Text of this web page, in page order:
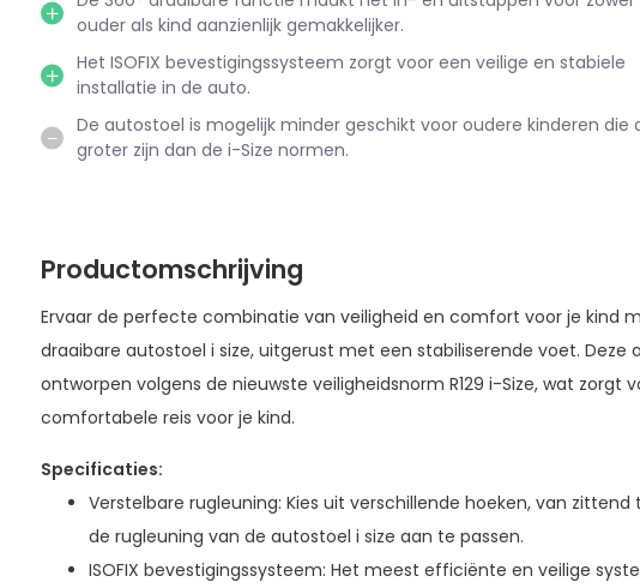
ouder als kind aanzienlijk gemakkelijker.
Het ISOFIX bevestigingssysteem zorgt voor een veilige en stabiele
installatie in de auto.
De autostoel is mogelijk minder geschikt voor oudere kinderen die
groter zijn dan de i-Size normen.
Productomschrijving
Ervaar de perfecte combinatie van veiligheid en comfort voor je kind
draaibare autostoel i size, uitgerust met een stabiliserende voet. Deze
ontworpen volgens de nieuwste veiligheidsnorm R129 i-Size, wat zorgt
comfortabele reis voor je kind.
Specificaties:
Verstelbare rugleuning: Kies uit verschillende hoeken, van
de rugleuning van de autostoel i size aan te passen.
ISOFIX bevestigingssysteem: Het meest efficiënte en veilige